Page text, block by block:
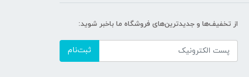
از تخفیف‌ها و جدیدترین‌های فروشگاه ما باخبر شوید:
ثبت‌نام